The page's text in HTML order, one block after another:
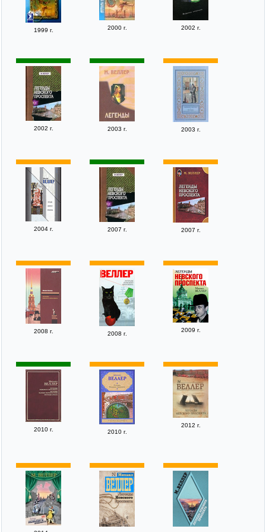
1999 г. 2000 г. 2002 г.
2002 г. 2003 г. 2003 г.
2004 г. 2007 г. 2007 г.
2008 г. 2008 г.
2009 г.
2010 г. 2010 г.
2012 г.